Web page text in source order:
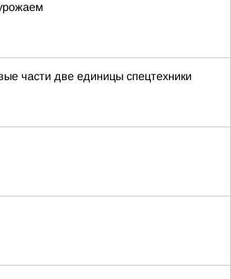
части две единицы спецтехники